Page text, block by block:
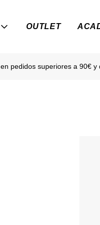
OUTLET
en pedidos superiores a 90€